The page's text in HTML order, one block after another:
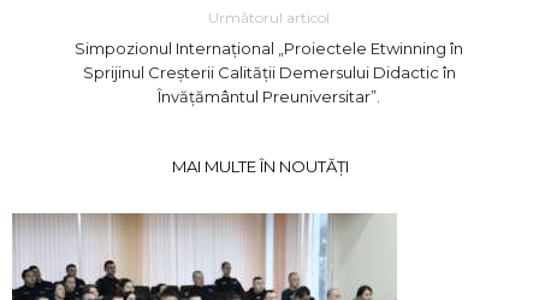
Următorul articol
Simpozionul Internațional „Proiectele Etwinning în
Sprijinul Creșterii Calității Demersului Didactic în
Învățământul Preuniversitar”.
MAI MULTE ÎN NOUTĂȚI